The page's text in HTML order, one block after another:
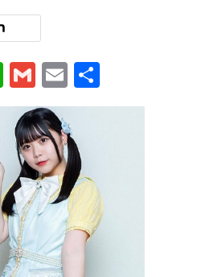
WhatsApp
GmailEmail
有